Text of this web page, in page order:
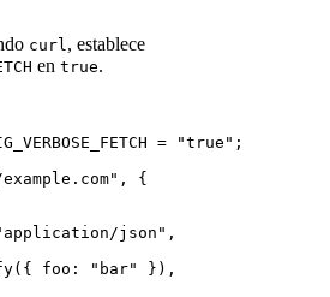
curl , establece
en true.
= "true" ;
, {
json" ,
({ foo: "bar"
}),